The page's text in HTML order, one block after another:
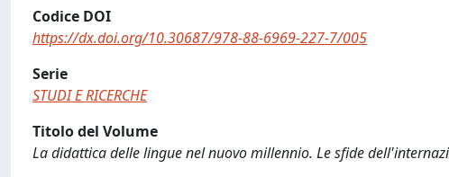
Codice DOI
https://dx.doi.org/10.30687/978-88-6969-227-7/005
Serie
STUDI E RICERCHE
Titolo del Volume
La didattica delle lingue nel nuovo millennio. Le sfide